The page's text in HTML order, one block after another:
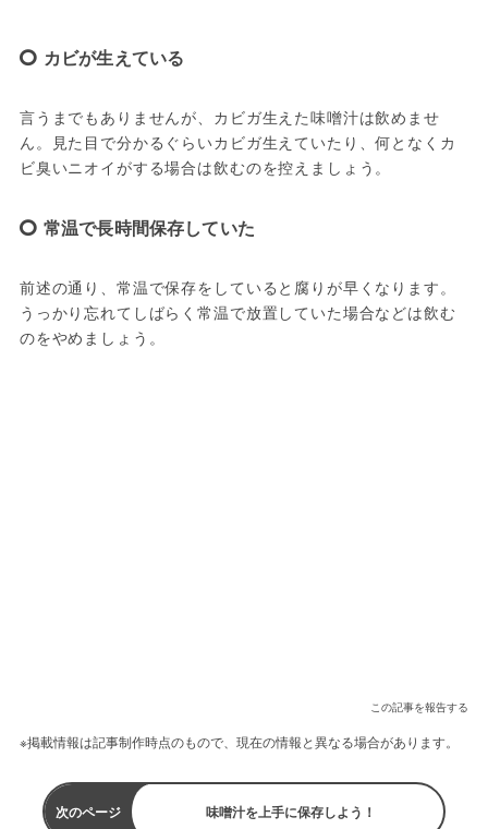
カビが生えている
言うまでもありませんが、カビガ生えた味噌汁は飲めませ
ん。見た目で分かるぐらいカビガ生えていたり、何となくカ
ビ臭いニオイがする場合は飲むのを控えましょう。
常温で長時間保存していた
前述の通り、常温で保存をしていると腐りが早くなります。
うっかり忘れてしばらく常温で放置していた場合などは飲む
のをやめましょう。
この記事を報告する
※掲載情報は記事制作時点のもので、現在の情報と異なる場合があります。
次のページ 味噌汁を上手に保存しよう！